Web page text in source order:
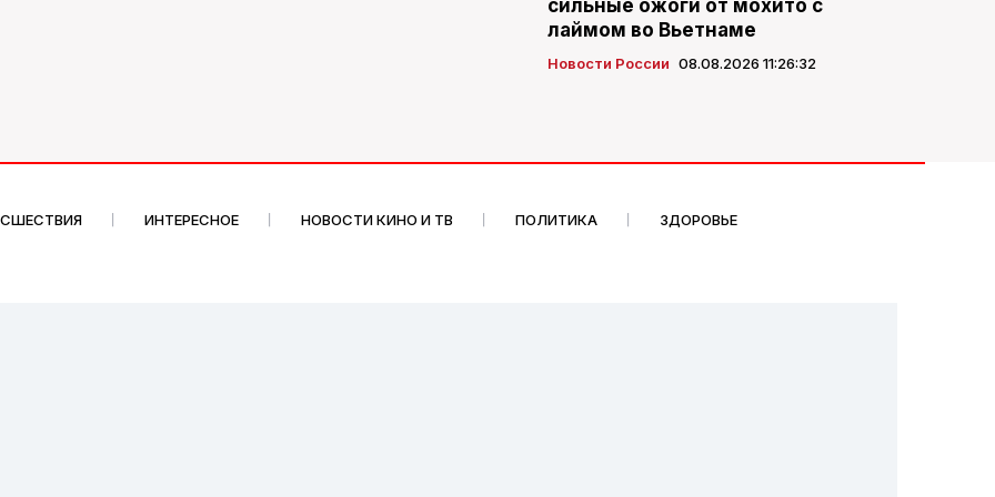
сильные ожоги от мохито с
лаймом во Вьетнаме
Новости России 08.08.2026 11:26:32
ИНТЕРЕСНОЕ НОВОСТИ КИНО И ТВ ПОЛИТИКА ЗДОРОВЬЕ